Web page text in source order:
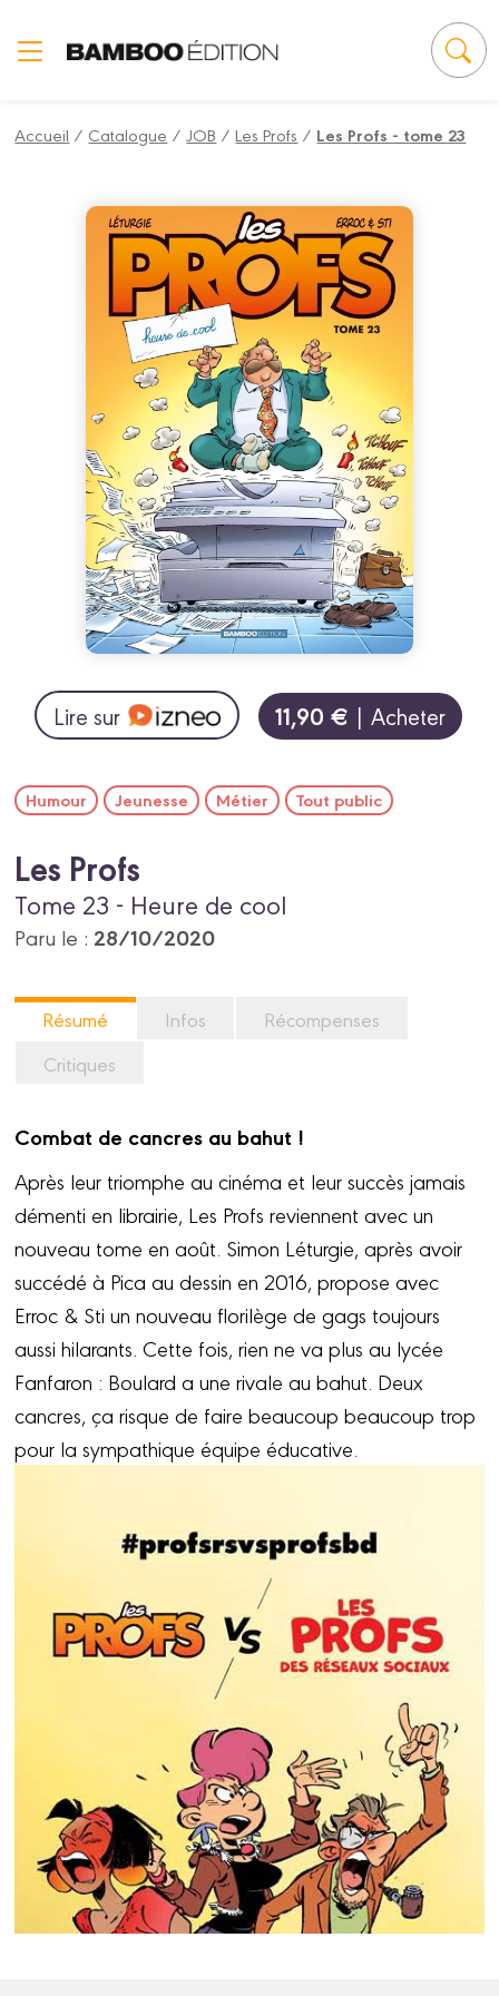
Accueil / Catalogue /JOB /Les Profs / Les Profs - tome 23
Lire sur 11,90 € | Acheter
Humour Jeunesse Métier Tout public
Les Profs
Tome 23 - Heure de cool
Paru le : 28/10/2020
Résumé Infos
Récompenses
Critiques
Combat de cancres au bahut !
Après leur triomphe au cinéma et leur succès jamais
démenti en librairie, Les Profs reviennent avec un
nouveau tome en août. Simon Léturgie, après avoir
succédé à Pica au dessin en 2016, propose avec
Erroc & Sti un nouveau florilège de gags toujours
aussi hilarants. Cette fois, rien ne va plus au lycée
Fanfaron : Boulard a une rivale au bahut. Deux
cancres, ça risque de faire beaucoup beaucoup trop
pour la sympathique équipe éducative.